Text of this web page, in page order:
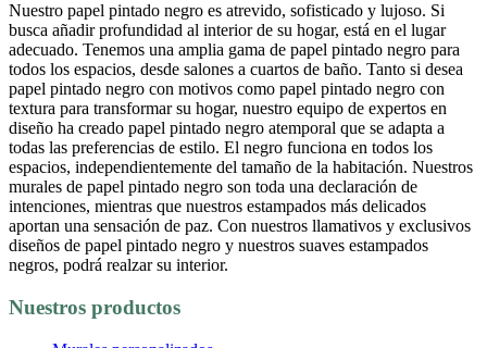
Nuestro papel pintado negro es atrevido, sofisticado y lujoso. Si
busca añadir profundidad al interior de su hogar, está en el lugar
adecuado. Tenemos una amplia gama de papel pintado negro para
todos los espacios, desde salones a cuartos de baño. Tanto si desea
papel pintado negro con motivos como papel pintado negro con
textura para transformar su hogar, nuestro equipo de expertos en
diseño ha creado papel pintado negro atemporal que se adapta a
todas las preferencias de estilo. El negro funciona en todos los
espacios, independientemente del tamaño de la habitación. Nuestros
murales de papel pintado negro son toda una declaración de
intenciones, mientras que nuestros estampados más delicados
aportan una sensación de paz. Con nuestros llamativos y exclusivos
diseños de papel pintado negro y nuestros suaves estampados
negros, podrá realzar su interior.
Nuestros productos